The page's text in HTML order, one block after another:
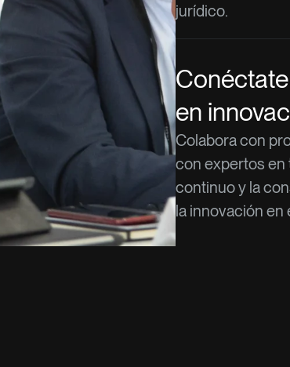
jurídico.
en
Colabora con
con expertos en
continuo y la
la innovación en